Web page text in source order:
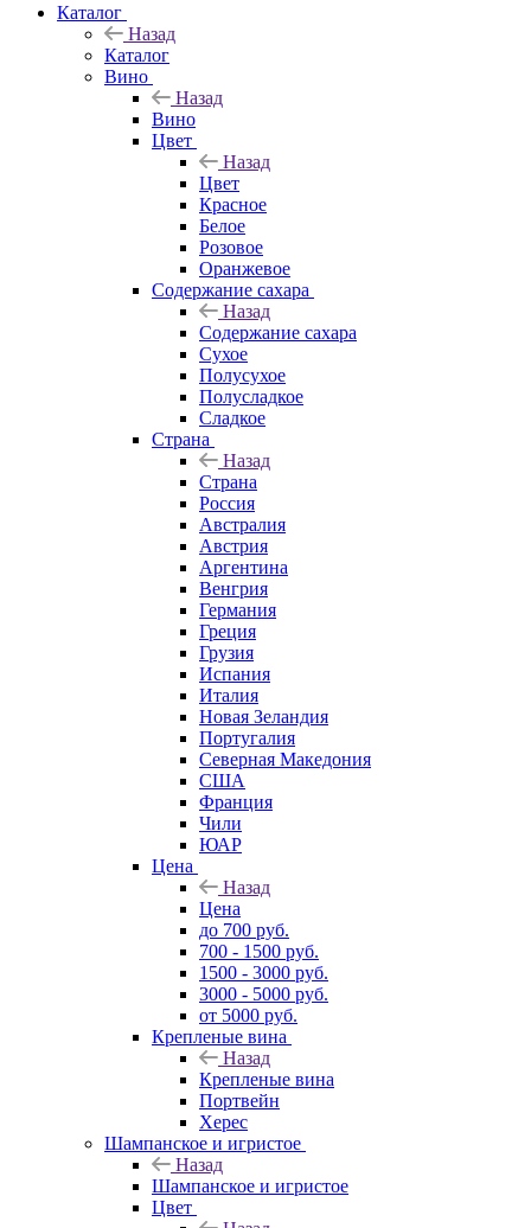
Каталог
Назад
Каталог
Вино
Назад
Вино
Цвет
Назад
Цвет
Красное
Белое
Розовое
Оранжевое
Содержание сахара
Назад
Содержание сахара
Сухое
Полусухое
Полусладкое
Сладкое
Страна
Назад
Страна
Россия
Австралия
Австрия
Аргентина
Венгрия
Германия
Греция
Грузия
Испания
Италия
Новая Зеландия
Португалия
Северная Македония
США
Франция
Чили
ЮАР
Цена
Назад
Цена
до 700 руб.
700 - 1500 руб.
1500 - 3000 руб.
3000 - 5000 руб.
от 5000 руб.
Крепленые вина
Назад
Крепленые вина
Портвейн
Херес
Шампанское и игристое
Назад
Шампанское и игристое
Цвет